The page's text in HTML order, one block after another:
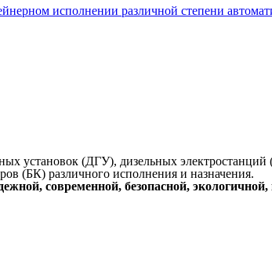
исполнении различной степени
установок (ДГУ), дизельных
(БК) различного исполнения и назначения.
современной, безопасной,